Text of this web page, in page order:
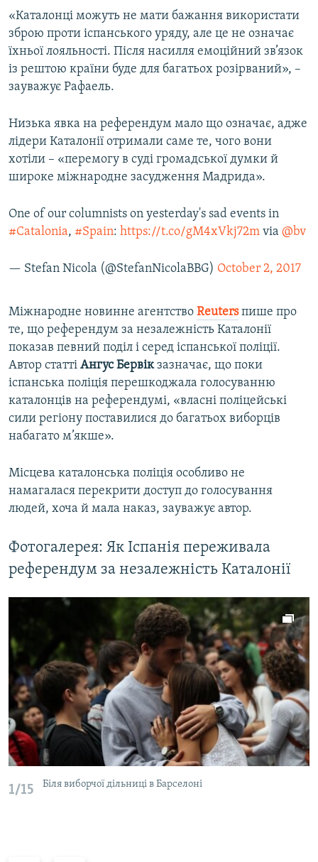
«Каталонці можуть не мати бажання використати
зброю проти іспанського уряду, але це не означає
їхньої лояльності. Після насилля емоційний зв’язок
із рештою країни буде для багатьох розірваний», –
зауважує Рафаель.
Низька явка на референдум мало що означає, адже
лідери Каталонії отримали саме те, чого вони
хотіли – «перемогу в суді громадської думки й
широке міжнародне засудження Мадрида».
One of our columnists on yesterday's sad events in
#Catalonia, #Spain: https://t.co/gM4xVkj72m via @bv
— Stefan Nicola (@StefanNicolaBBG) October 2, 2017
Міжнародне новинне агентство Reutersпише про
те, що референдум за незалежність Каталонії
показав певний поділ і серед іспанської поліції.
Автор статті Ангус Бервікзазначає, що поки
іспанська поліція перешкоджала голосуванню
каталонців на референдумі, «власні поліцейські
сили регіону поставилися до багатьох виборців
набагато м’якше».
Місцева каталонська поліція особливо не
намагалася перекрити доступ до голосування
людей, хоча й мала наказ, зауважує автор.
Фотогалерея: Як Іспанія переживала
референдум за незалежність Каталонії
1/15 Біля виборчої дільниці в Барселоні